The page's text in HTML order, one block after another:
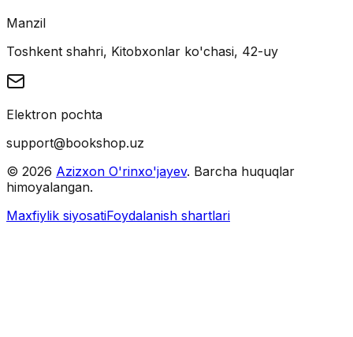
Manzil
Toshkent shahri, Kitobxonlar ko'chasi, 42-uy
Elektron pochta
support@bookshop.uz
© 2026 Azizxon O'rinxo'jayev. Barcha huquqlar
himoyalangan.
Maxfiylik siyosatiFoydalanish shartlari